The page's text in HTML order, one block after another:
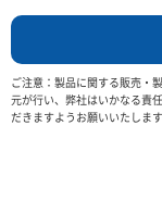
ご注意：製品に関する販売・
元が行い、弊社はいかなる責
だきますようお願いいたします